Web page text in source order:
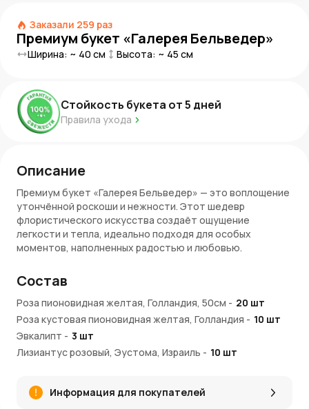
Заказали 259 раз
Премиум букет «Галерея Бельведер»
Ширина: ~ 40 см Высота: ~ 45 см
Стойкость букета от5 дней
Правила ухода
Описание
Премиум букет «Галерея Бельведер» — это воплощение
утончённой роскоши и нежности. Этот шедевр
флористического искусства создаёт ощущение
легкости и тепла, идеально подходя для особых
моментов, наполненных радостью и любовью.
жёлтого оттенка, нежные кустовые розы и воздушные
лепестки эустомы. Декоративная зелень придаёт
букету объём и завершённость. Палитра из солнечных и
пастельных тонов подчёркивает его изысканность,
Эмоции и стиль
Состав
Роза пионовидная желтая, Голландия, 50см - 20 шт
Роза кустовая пионовидная желтая, Голландия - 10 шт
Эвкалипт - 3 шт
Лизиантус розовый, Эустома, Израиль - 10 шт
Информация для покупателей